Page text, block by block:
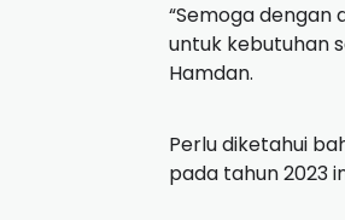
“Semoga
untuk kebutuhan
Hamdan.
Perlu diketahui
pada tahun 2023